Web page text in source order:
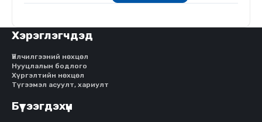
Хэрэглэгчдэд
Үйлчилгээний нөхцөл
Нууцлалын бодлого
Хүргэлтийн нөхцөл
Түгээмэл асуулт, хариулт
Бүтээгдэхүүн